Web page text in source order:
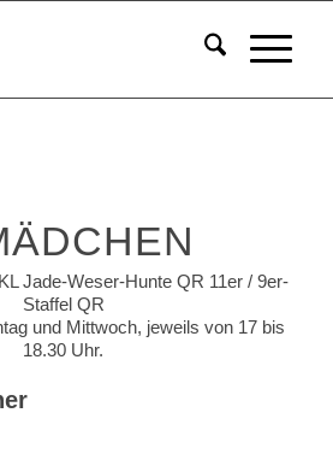
Jade-Weser-Hunte QR 11er / 9er-
Staffel QR
und Mittwoch, jeweils von 17 bis
18.30 Uhr.